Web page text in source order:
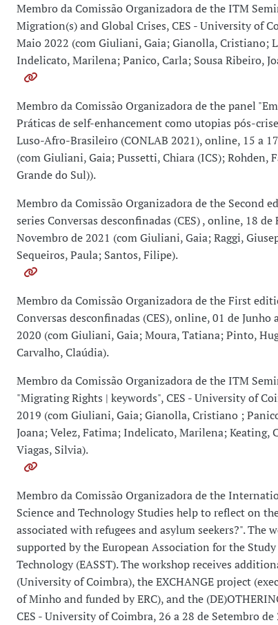
Membro da Comissão Organizadora de the ITM
Migration(s) and Global Crises, CES - University of
Maio 2022 (com Giuliani, Gaia; Gianolla, Cristiano;
Indelicato, Marilena; Panico, Carla; Sousa Ribeiro,
Membro da Comissão Organizadora de the panel
Práticas de self-enhancement como utopias pós-
Luso-Afro-Brasileiro (CONLAB 2021), online, 15 a
(com Giuliani, Gaia; Pussetti, Chiara (ICS); Rohden,
Grande do Sul)).
Membro da Comissão Organizadora de the Second
series Conversas desconfinadas (CES) , online, 18 de
Novembro de 2021 (com Giuliani, Gaia; Raggi,
Sequeiros, Paula; Santos, Filipe).
Membro da Comissão Organizadora de the First
Conversas desconfinadas (CES), online, 01 de Junho
2020 (com Giuliani, Gaia; Moura, Tatiana; Pinto,
Carvalho, Claúdia).
Membro da Comissão Organizadora de the ITM
"Migrating Rights | keywords", CES - University of
2019 (com Giuliani, Gaia; Gianolla, Cristiano ;
Joana; Velez, Fatima; Indelicato, Marilena; Keating,
Viagas, Silvia).
Membro da Comissão Organizadora de the
Science and Technology Studies help to reflect on
associated with refugees and asylum seekers?". The
supported by the European Association for the
Technology (EASST). The workshop receives
(University of Coimbra), the EXCHANGE project
of Minho and funded by ERC), and the
CES - University of Coimbra, 26 a 28 de Setembro